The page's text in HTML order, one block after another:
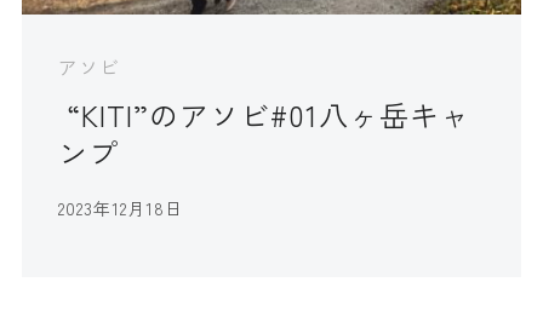
アソビ
“KITI”のアソビ#01八ヶ岳キャ
ンプ
2023年12月18日